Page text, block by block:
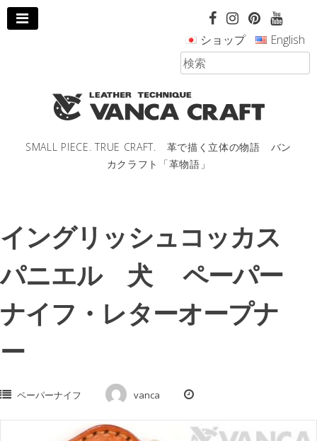
コ
ン
SMALL PIECE. TRUE CRAFT. 革で描く立体の物語 バン
カクラフト「革物語」
ショップ English
イングリッシュコッカス
パニエル 犬 ペーパー
ナイフ・レターオープナ
ー
ペーパーナイフ vanca